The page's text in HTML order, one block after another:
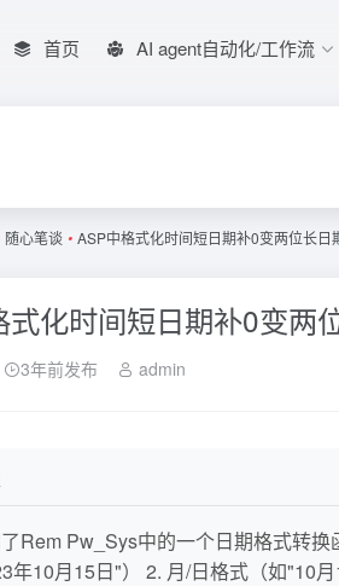
首页 AI agent自动化/工作流
随心笔谈 • ASP中格式化时间短日期补0变两位长
式化时间短日期补0变两
3年前发布 admin
Rem Pw_Sys中的一个日期格式转
年10月15日"） 2. 月/日格式（如"10